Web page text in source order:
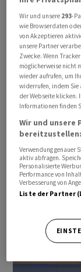
Martin
MEHR VIDEOS
Thomas
Research
Wir und unsere 293-
wie Browserdaten
von Akzeptieren
unsere Partner
Zwecke. Wenn
möglicherweise nicht
wieder aufrufen, um
widerrufen, indem Sie
der Webseite klicken.
Informationen finden
Wir und unsere
bereitzustellen:
Verwendung genauer
aktiv abfragen.
Personalisierte
Performance von
Verbesserung von
Liste der Partner